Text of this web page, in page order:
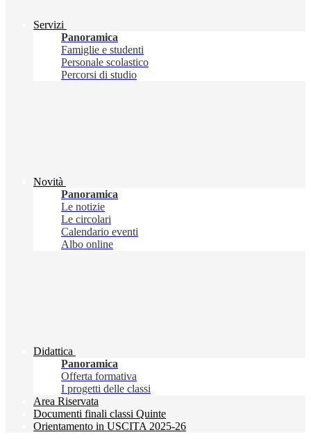
Servizi
Panoramica
Famiglie e studenti
Personale scolastico
Percorsi di studio
Novità
Panoramica
Le notizie
Le circolari
Calendario eventi
Albo online
Didattica
Panoramica
Offerta formativa
I progetti delle classi
Area Riservata
Documenti finali classi Quinte
Orientamento in USCITA 2025-26